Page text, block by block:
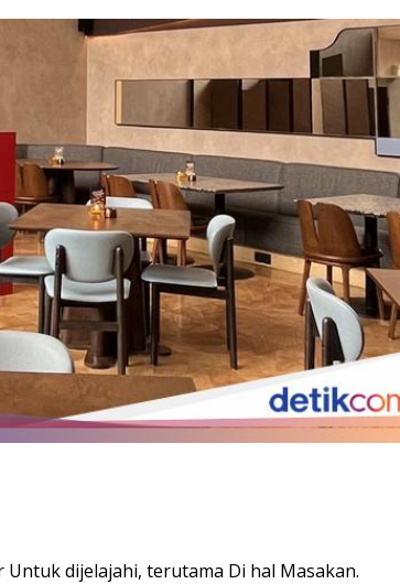
dijelajahi, terutama Di hal Masakan.